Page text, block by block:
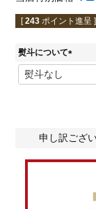
[ 243 ポイント進呈 ]
熨斗について
(
申し訳ござ